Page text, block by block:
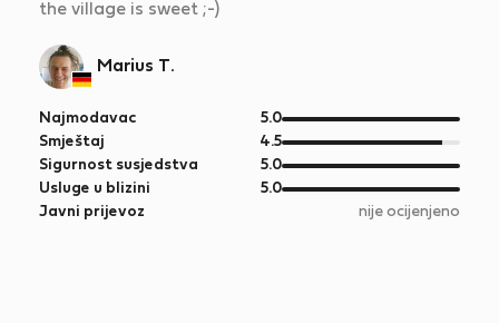
the village is sweet ;-)
Marius T.
Najmodavac 5.0od
5
Smještaj 4.5od
5
Sigurnost susjedstva 5.0od
5
Usluge u blizini 5.0od
Javni prijevoz nije ocijenjeno